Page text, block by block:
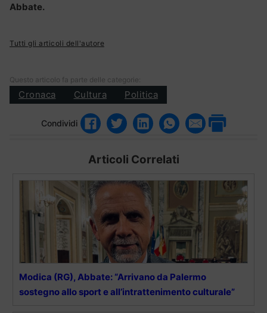
Abbate.
Tutti gli articoli dell'autore
Questo articolo fa parte delle categorie:
Cronaca Cultura Politica
Condividi
Articoli Correlati
Modica (RG), Abbate: “Arrivano da Palermo
sostegno allo sport e all’intrattenimento culturale”